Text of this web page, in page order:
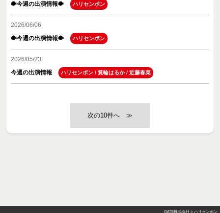
🐡今週の出演情報🐡
ハリセンボン
2026/06/06
🐡今週の出演情報🐡
ハリセンボン
2026/05/23
今週の出演情報
ハリセンボン/ 箕輪はるか/ 近藤春菜
≫
GATE株式会社 > ハリセンボン